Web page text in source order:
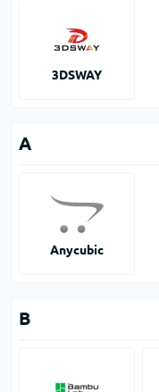
3DSWAY
A
Anycubic
B